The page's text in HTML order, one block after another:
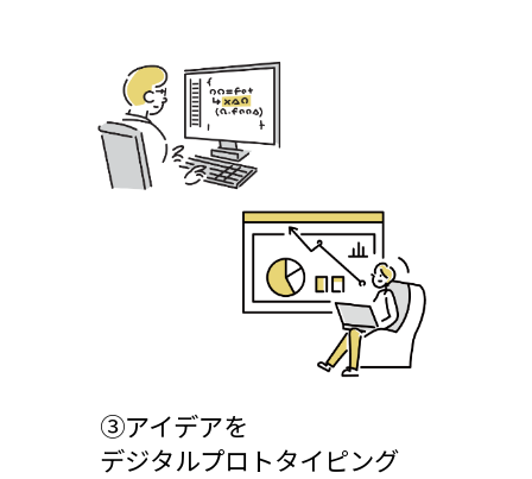
③アイデアを
デジタルプロトタイピング